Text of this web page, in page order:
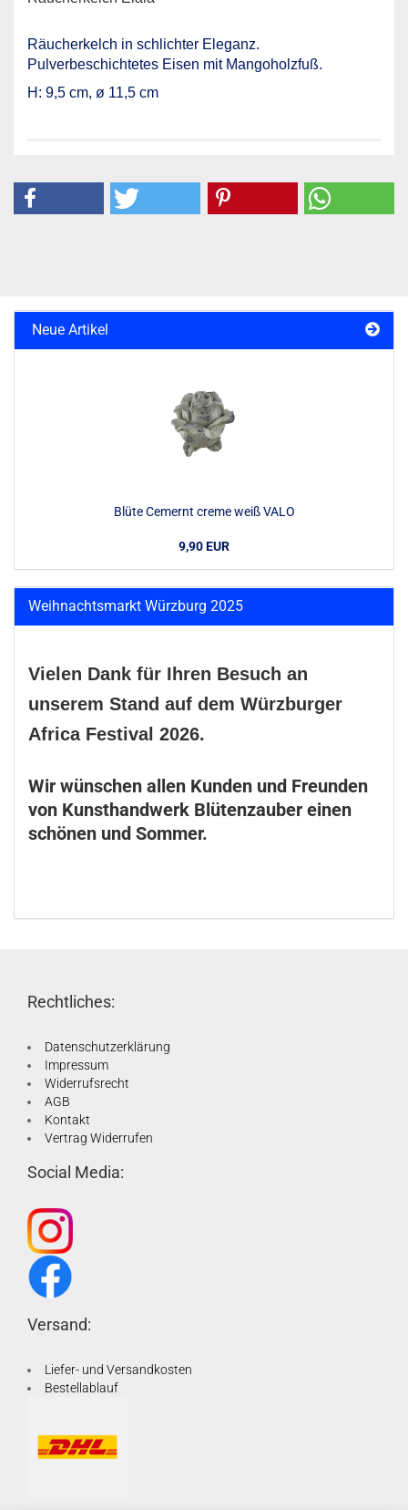
Räucherkelch in schlichter Eleganz.
Pulverbeschichtetes Eisen mit Mangoholzfuß.
H: 9,5 cm, ø 11,5 cm
Neue Artikel
Blüte Cemernt creme weiß VALO
9,90 EUR
Weihnachtsmarkt Würzburg 2025
Vielen Dank für Ihren Besuch an
unserem Stand auf dem Würzburger
Africa Festival 2026.
Wir wünschen allen Kunden und Freunden
von Kunsthandwerk Blütenzauber einen
schönen und Sommer.
Rechtliches:
Datenschutzerklärung
Impressum
Widerrufsrecht
AGB
Kontakt
Vertrag Widerrufen
Social Media:
Versand:
Liefer- und Versandkosten
Bestellablauf